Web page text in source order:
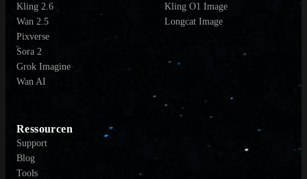
Kling 2.6
Wan 2.5
Pixverse
Sora 2
Grok Imagine
Wan AI
Kling O1 Image
Longcat Image
Ressourcen
Support
Blog
Tools